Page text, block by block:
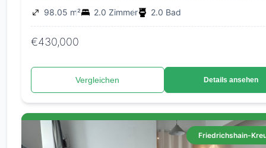
98.05 m² 2.0 Zimmer 2.0 Bad
€430,000
Vergleichen Details ansehen
Friedrichshain-